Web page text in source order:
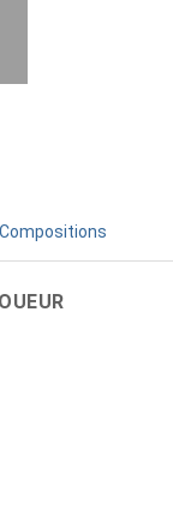
Compositions